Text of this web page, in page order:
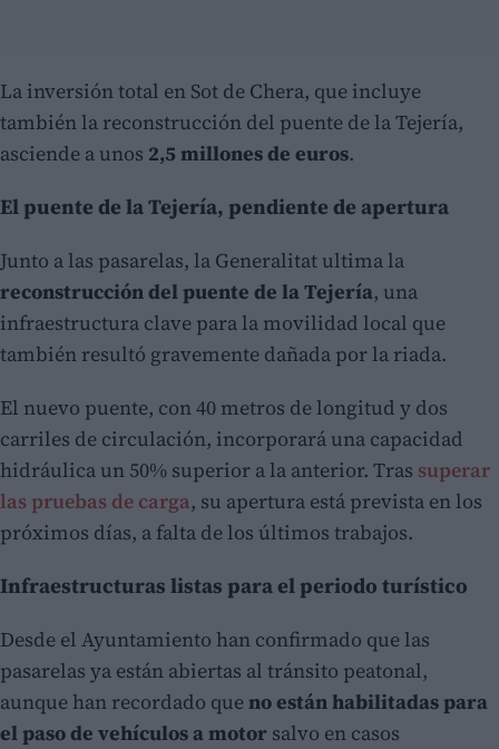
La inversión total en Sot de Chera, que incluye
también la reconstrucción del puente de la Tejería,
asciende a unos 2,5 millones de euros.
El puente de la Tejería, pendiente de apertura
Junto a las pasarelas, la Generalitat ultima la
reconstrucción del puente de la Tejería, una
infraestructura clave para la movilidad local que
también resultó gravemente dañada por la riada.
El nuevo puente, con 40 metros de longitud y dos
carriles de circulación, incorporará una capacidad
hidráulica un 50% superior a la anterior. Tras superar
las pruebas de carga, su apertura está prevista en los
próximos días, a falta de los últimos trabajos.
Infraestructuras listas para el periodo turístico
Desde el Ayuntamiento han confirmado que las
pasarelas ya están abiertas al tránsito peatonal,
aunque han recordado queno están habilitadas para
el paso de vehículos a motor salvo en casos